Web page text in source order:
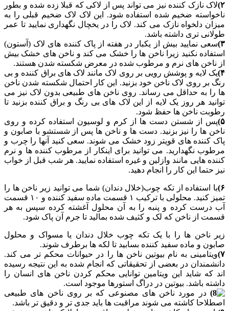
۲) لاک نازک کننده نیز می تواند پس از لاکی که قبلا زده شده و بطور
ناخواسته ضخیم شده استفاده شود. این لاک لاک ضخیم قبلی را به
میزان دلخواه نازک می کند. لاک را در یخچال نگهداری نمایید تا عمر
طولانی تری داشته باشد.
۳) سعی نمایید بیش از یکبار در هفته از پاک کننده های لاک (آستون)
استفاده نکنید زیرا ناخن ها را خشک می کند و ناخن های خشک بیش
از ناخن های نرم و مرطوب شده در معرض شکسته شدن هستند.
۴) یک لایه و پوشش رویی بر روی لاک مانند لاک های براق کننده و بی
رنگ بر روی لاک ناخن خود بزنید. این کار احتمال شکسته شدن ناخن
ها را به حداقل می رساند. روی ناخن های طبیعی بدون لاک نیز می
توانید هر روز یک لایه از این لاک های بی رنگ و براق کننده بزنید تا
رطوبت ناخن ها حفظ شود.
۵) پس از شستن دست ها از کرم و لوسیون استفاده کرده و روی
ناخن ها را نیز بزنید. دست ها و ناخن ها پس از شستشو با صابون و
پاک کننده های قویتر زود خشک می شوند. سعی کنید آنها را چرب و
مرطوب نگهدارید. می توانید برای اینکار از مرطوب کننده ها و نرم
کننده هایی مانند وازلین و غیره استفاده نمایید. هر شب قبل از خواب
نیز حتما این کار را انجام دهید.
۶) با استفاده از تکه چوب(خلال دندان) شما می توانید زیر ناخن ها را
تمیز کنید. محلولی با ترکیب ۱ قسمت ماده سفید کننده و ۱۰ قسمت
آب درست کرده و پنبه را به آن محلول آغشته کرده سپس به هر
قسمت از ناخن که لک و کثیف شده بمالید تا جرم آن پاک شود.
زیر ناخن ها را با یک تکه چوب خلال دندان یا مسواک و محلول
صابون و ماده سفید کننده بسابید تا لکه ها برطرف شوند.
۷) ویتامینی به نام بیوتین ناخن ها را در حیوانات محکم تر می کند.
دانشمندان در بعضی از تحقیقاتی که انجام شده به این نتیجه رسیده
اند که شاید این ویتامین توانایی محکم کردن ناخن های انسان را
داشته باشد. بیوتین در دراگ استورها موجود است.
در مورد ناخن های مصنوعی که بر روی ناخن های طبیعی
اصطلاحا کاشته می شوند مراقبت ها باید جدی تر و دقیق تر باشد.